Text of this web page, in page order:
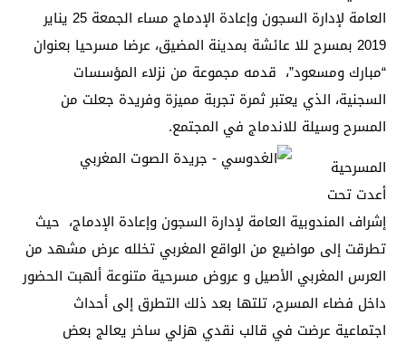
العامة لإدارة السجون وإعادة الإدماج مساء الجمعة 25 يناير
2019 بمسرح للا عائشة بمدينة المضيق، عرضا مسرحيا بعنوان
“مبارك ومسعود”، قدمه مجموعة من نزلاء المؤسسات
السجنية، الذي يعتبر ثمرة تجربة مميزة وفريدة جعلت من
المسرح وسيلة للاندماج في المجتمع.
المسرحية
أعدت تحت
إشراف المندوبية العامة لإدارة السجون وإعادة الإدماج، حيث
تطرقت إلى مواضيع من الواقع المغربي تخلله عرض مشهد من
العرس المغربي الأصيل و عروض مسرحية متنوعة ألهبت الحضور
داخل فضاء المسرح، تلتها بعد ذلك التطرق إلى أحداث
اجتماعية عرضت في قالب نقدي هزلي ساخر يعالج بعض